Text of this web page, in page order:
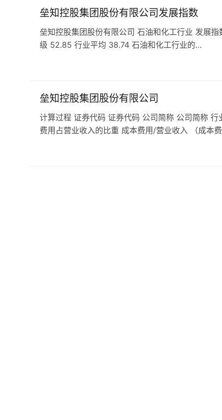
垒知控股集团股份有限公司发展指数
垒知控股集团股份有限公司 石油和化工行业 发展
级 52.85 行业平均 38.74 石油和化工行业的…
垒知控股集团股份有限公司
计算过程 证券代码 证券代码 公司简称 公司简称
费用占营业收入的比重 成本费用/营业收入 （成本